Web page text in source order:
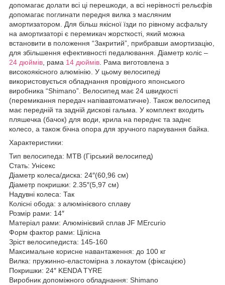
допомагає долати всі ці перешкоди, а всі нерівності рельєфів
допомагає поглинати передня вилка з масляним
амортизатором. Для більш якісної їзди по рівному асфальту
на амортизаторі є перемикач жорсткості, який можна
встановити в положення “Закритий”, прибравши амортизацію,
для збільшення ефективності педалювання. Діаметр коліс –
24 дюймів , рама 14 дюймів . Рама виготовлена з
високоякісного алюмінію. У цьому велосипеді
використовується обладнання провідного японського
виробника “Shimano”. Велосипед має 24 швидкості
(перемикання передач напівавтоматичне). Також велосипед
має передній та задній дискові гальма. У комплект входить
пляшечка (бачок) для води, крила на переднє та заднє
колесо, а також бічна опора для зручного паркування байка.
Характеристики:
Тип велосипеда: MTB (Гірський велосипед)
Стать: Унісекс
Діаметр колеса/диска: 24″(60,96 см)
Діаметр покришки: 2.35″(5,97 см)
Надувні колеса: Так
Колісні обода: з алюмінієвого сплаву
Розмір рами: 14″
Матеріал рами: Алюмінієвий сплав JF MErcurio
Форм фактор рами: Цілісна
Зріст велосипедиста: 145-160
Максимальне корисне навантаження: до 100 кг
Вилка: пружинно-еластомірна з локаутом (фіксацією)
Покришки: 24″ KENDA TYRE
Виробник допоміжного обладнання: Shimano